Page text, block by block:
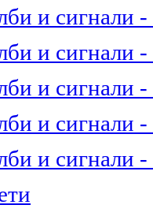
и сигнали -
и сигнали -
и сигнали -
и сигнали -
и сигнали -